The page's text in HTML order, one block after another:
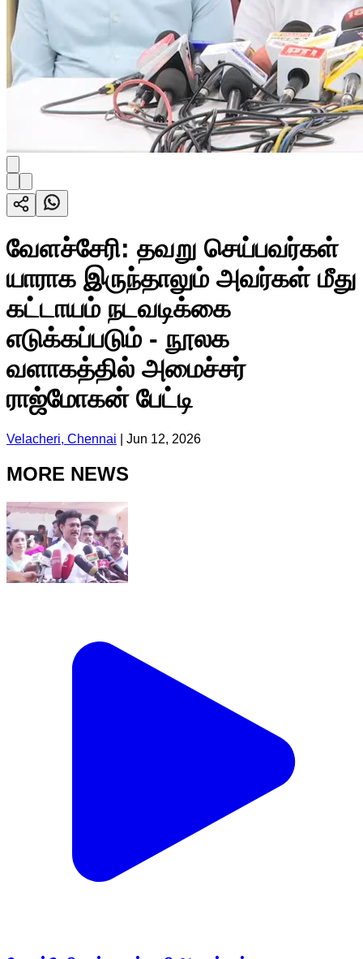
வேளச்சேரி: தவறு செய்பவர்கள்
யாராக இருந்தாலும் அவர்கள் மீது
கட்டாயம் நடவடிக்கை
எடுக்கப்படும் - நூலக
வளாகத்தில் அமைச்சர்
ராஜ்மோகன் பேட்டி
Velacheri, Chennai Jun 12, 2026
MORE NEWS